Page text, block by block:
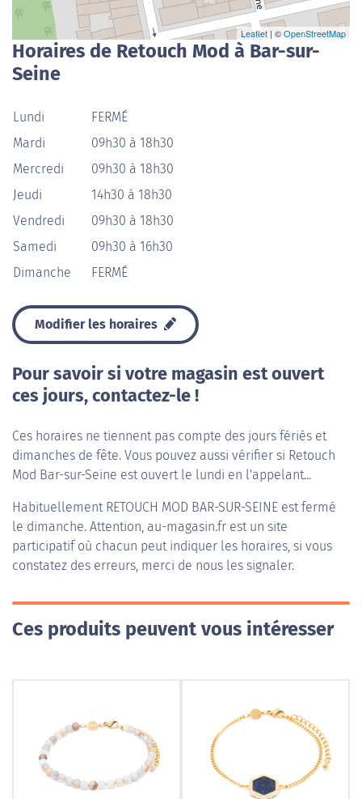
Leaflet | ©OpenStreetMap
Horaires de Retouch Mod à Bar-sur-
Seine
Lundi
FERMÉ
Mardi
09h30 à 18h30
Mercredi
09h30 à 18h30
Jeudi
14h30 à 18h30
Vendredi
09h30 à 18h30
Samedi
09h30 à 16h30
Dimanche
FERMÉ
Modifier les horaires
Pour savoir si votre magasin est ouvert
ces jours, contactez-le !
Ces horaires ne tiennent pas compte des jours fériés et
dimanches de fête. Vous pouvez aussi vérifier si Retouch
Mod Bar-sur-Seine est ouvert le lundi en l'appelant...
Habituellement RETOUCH MOD BAR-SUR-SEINE est fermé
le dimanche. Attention, au-magasin.fr est un site
participatif où chacun peut indiquer les horaires, si vous
constatez des erreurs, merci de nous les signaler.
Ces produits peuvent vous intéresser